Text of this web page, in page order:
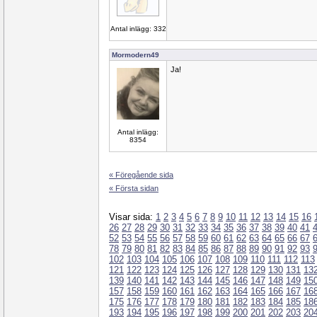
Antal inlägg: 332
Mormodern49
Antal inlägg:
8354
Ja!
« Föregående sida
« Första sidan
Visar sida: 1 2 3 4 5 6 7 8 9 10 11 12 13 14 15 16
26 27 28 29 30 31 32 33 34 35 36 37 38 39 40 41
52 53 54 55 56 57 58 59 60 61 62 63 64 65 66 67
78 79 80 81 82 83 84 85 86 87 88 89 90 91 92 93
102 103 104 105 106 107 108 109 110 111 112 113
121 122 123 124 125 126 127 128 129 130 131
139 140 141 142 143 144 145 146 147 148 149
157 158 159 160 161 162 163 164 165 166 167
175 176 177 178 179 180 181 182 183 184 185
193 194 195 196 197 198 199 200 201 202 203